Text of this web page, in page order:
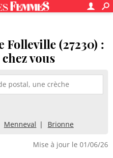
Folleville (27230) :
vous
Menneval Brionne
Mise à jour le 01/06/26